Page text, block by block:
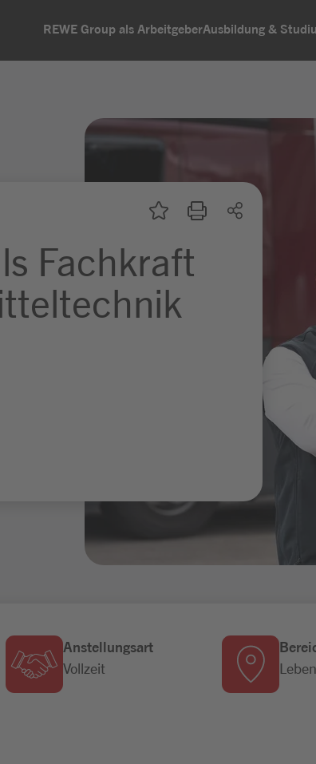
REWE Group als ArbeitgeberAusbildung &
Fachkraft
Anstellungsart
Vollzeit